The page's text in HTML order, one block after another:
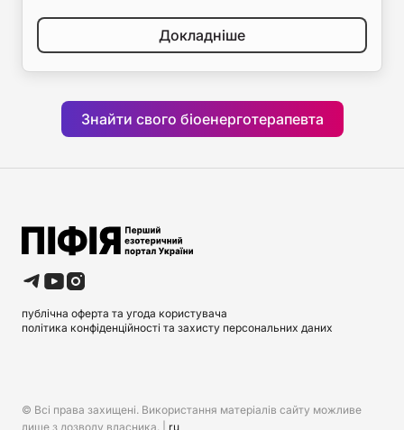
Докладніше
Знайти свого біоенерготерапевта
публічна оферта та угода користувача
політика конфіденційності та захисту персональних даних
© Всі права захищені. Використання матеріалів сайту можливе
лише з дозволу власника. | ru